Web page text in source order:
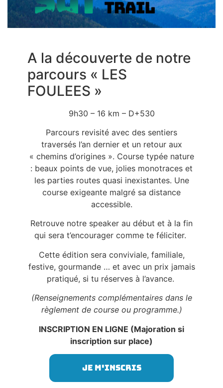
A la découverte de notre
parcours « LES
FOULEES »
9h30 – 16 km – D+530
Parcours revisité avec des sentiers
traversés l’an dernier et un retour aux
« chemins d’origines ». Course typée nature
: beaux points de vue, jolies monotraces et
les parties routes quasi inexistantes. Une
course exigeante malgré sa distance
accessible.
Retrouve notre speaker au début et à la fin
qui sera t’encourager comme te féliciter.
Cette édition sera conviviale, familiale,
festive, gourmande … et avec un prix jamais
pratiqué, si tu réserves à l’avance.
(Renseignements complémentaires dans le
règlement de course ou programme.)
INSCRIPTION EN LIGNE (Majoration si
inscription sur place)
Je m'inscris